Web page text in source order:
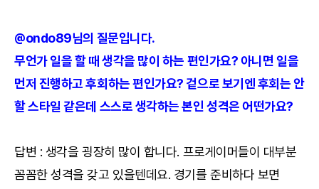
@ondo89님의 질문입니다.
무언가 일을 할 때 생각을 많이 하는 편인가요? 아니면 일을
먼저 진행하고 후회하는 편인가요? 겉으로 보기엔 후회는 안
할 스타일 같은데 스스로 생각하는 본인 성격은 어떤가요?
답변 : 생각을 굉장히 많이 합니다. 프로게이머들이 대부분
꼼꼼한 성격을 갖고 있을텐데요. 경기를 준비하다 보면